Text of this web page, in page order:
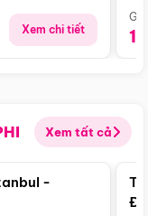
Xem chi tiết
Xem tất cả
Điểm nổi bật
-